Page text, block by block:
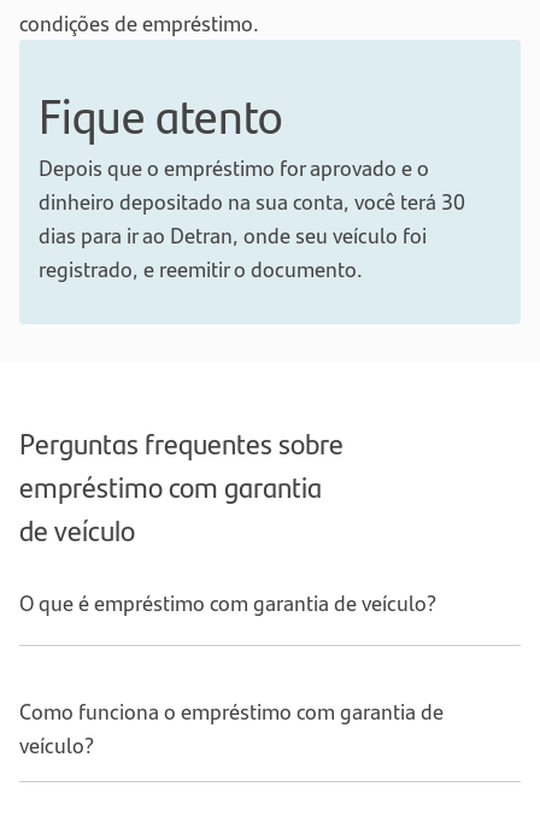
condições de empréstimo.
Fique atento
Depois que o empréstimo for aprovado e o
dinheiro depositado na sua conta, você terá 30
dias para ir ao Detran, onde seu veículo foi
registrado, e reemitir o documento.
Perguntas frequentes sobre
empréstimo com garantia
de veículo
O que é empréstimo com garantia de veículo?
Como funciona o empréstimo com garantia de
veículo?